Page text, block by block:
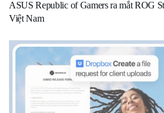
ASUS Republic of Gamers ra mắt ROG
Việt Nam